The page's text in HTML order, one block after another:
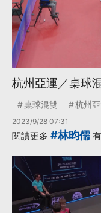
杭州亞運／桌球
桌球混雙 杭州
2023/9/28 07:31
閱讀更多 #林昀儒